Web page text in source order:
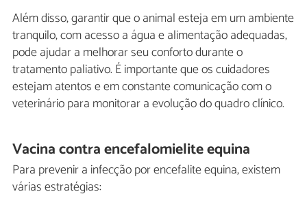
Além disso, garantir que o animal esteja em um ambiente
tranquilo, com acesso a água e alimentação adequadas,
pode ajudar a melhorar seu conforto durante o
tratamento paliativo. É importante que os cuidadores
estejam atentos e em constante comunicação com o
veterinário para monitorar a evolução do quadro clínico.
Vacina contra encefalomielite equina
Para prevenir a infecção por encefalite equina, existem
várias estratégias: